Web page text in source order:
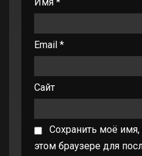
Email *
Сайт
Сохранить моё имя,
этом браузере для